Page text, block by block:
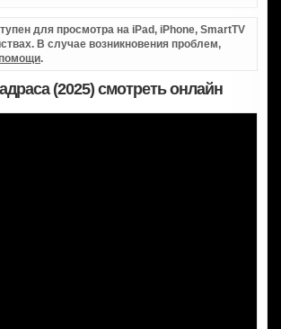
для просмотра на iPad, iPhone, SmartTV
В случае возникновения проблем,
.
(2025) смотреть онлайн